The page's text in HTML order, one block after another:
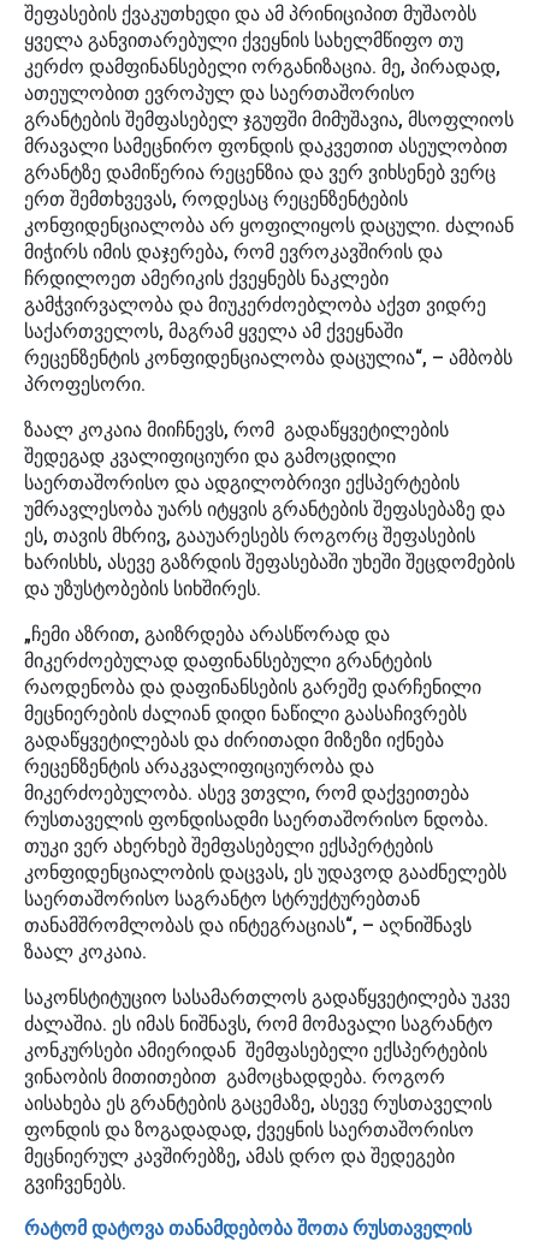
შეფასების ქვაკუთხედი და ამ პრინიციპით მუშაობს
ყველა განვითარებული ქვეყნის სახელმწიფო თუ
კერძო დამფინანსებელი ორგანიზაცია. მე, პირადად,
ათეულობით ევროპულ და საერთაშორისო
გრანტების შემფასებელ ჯგუფში მიმუშავია, მსოფლიოს
მრავალი სამეცნირო ფონდის დაკვეთით ასეულობით
გრანტზე დამიწერია რეცენზია და ვერ ვიხსენებ ვერც
ერთ შემთხვევას, როდესაც რეცენზენტების
კონფიდენციალობა არ ყოფილიყოს დაცული. ძალიან
მიჭირს იმის დაჯერება, რომ ევროკავშირის და
ჩრდილოეთ ამერიკის ქვეყნებს ნაკლები
გამჭვირვალობა და მიუკერძოებლობა აქვთ ვიდრე
საქართველოს, მაგრამ ყველა ამ ქვეყნაში
რეცენზენტის კონფიდენციალობა დაცულია“, – ამბობს
პროფესორი.
ზაალ კოკაია მიიჩნევს, რომ გადაწყვეტილების
შედეგად კვალიფიციური და გამოცდილი
საერთაშორისო და ადგილობრივი ექსპერტების
უმრავლესობა უარს იტყვის გრანტების შეფასებაზე და
ეს, თავის მხრივ, გააუარესებს როგორც შეფასების
ხარისხს, ასევე გაზრდის შეფასებაში უხეში შეცდომების
და უზუსტობების სიხშირეს.
„ჩემი აზრით, გაიზრდება არასწორად და
მიკერძოებულად დაფინანსებული გრანტების
რაოდენობა და დაფინანსების გარეშე დარჩენილი
მეცნიერების ძალიან დიდი ნაწილი გაასაჩივრებს
გადაწყვეტილებას და ძირითადი მიზეზი იქნება
რეცენზენტის არაკვალიფიციურობა და
მიკერძოებულობა. ასევ ვთვლი, რომ დაქვეითება
რუსთაველის ფონდისადმი საერთაშორისო ნდობა.
თუკი ვერ ახერხებ შემფასებელი ექსპერტების
კონფიდენციალობის დაცვას, ეს უდავოდ გააძნელებს
საერთაშორისო საგრანტო სტრუქტურებთან
თანამშრომლობას და ინტეგრაციას“, – აღნიშნავს
ზაალ კოკაია.
საკონსტიტუციო სასამართლოს გადაწყვეტილება უკვე
ძალაშია. ეს იმას ნიშნავს, რომ მომავალი საგრანტო
კონკურსები ამიერიდან შემფასებელი ექსპერტების
ვინაობის მითითებით გამოცხადდება. როგორ
აისახება ეს გრანტების გაცემაზე, ასევე რუსთაველის
ფონდის და ზოგადადად, ქვეყნის საერთაშორისო
მეცნიერულ კავშირებზე, ამას დრო და შედეგები
გვიჩვენებს.
რატომ დატოვა თანამდებობა შოთა რუსთაველის